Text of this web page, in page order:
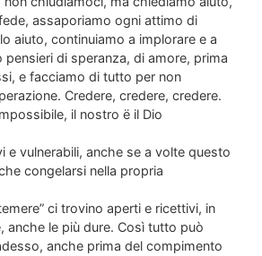
assaporiamo ogni attimo di
aiuto, continuiamo a implorare e a
pensieri di speranza, di amore, prima
e facciamo di tutto per non
Credere, credere, credere.
il nostro ë il Dio
e vulnerabili, anche se a volte questo
congelarsi nella propria
ci trovino aperti e ricettivi, in
anche le più dure. Così tutto può
anche prima del compimento